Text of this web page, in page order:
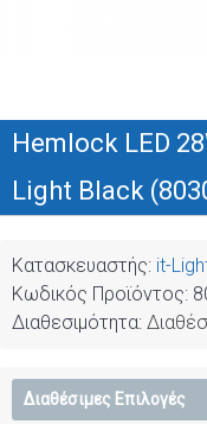
Hemlock LED
Light Black
Κατασκευαστής: it-
Κωδικός Προϊόντος:
Διαθεσιμότητα:
Διαθέσιμες Επιλογές